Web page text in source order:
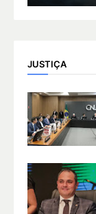
JUSTIÇA